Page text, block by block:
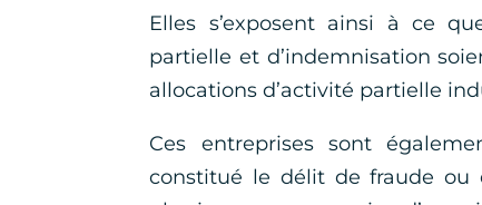
Elles s’exposent ainsi à ce
partielle et d’indemnisation
allocations d’activité partielle
Ces entreprises sont
constitué le délit de fraude ou